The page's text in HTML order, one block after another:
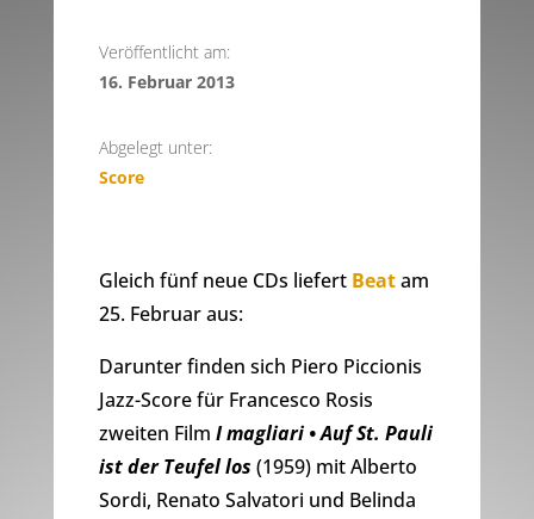
Veröffentlicht am:
16. Februar 2013
Abgelegt unter:
Score
Gleich fünf neue CDs liefert Beatam
25. Februar aus:
Darunter finden sich Piero Piccionis
Jazz-Score für Francesco Rosis
zweiten Film I magliari • Auf St. Pauli
ist der Teufel los (1959) mit Alberto
Sordi, Renato Salvatori und Belinda